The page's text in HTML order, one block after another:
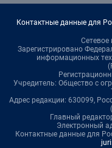
Контактные данные для
Сетевое
Зарегистрировано
информационных
Учредитель: Общество с
Адрес редакции: 630099,
Главный
Электронный
Контактные данные для